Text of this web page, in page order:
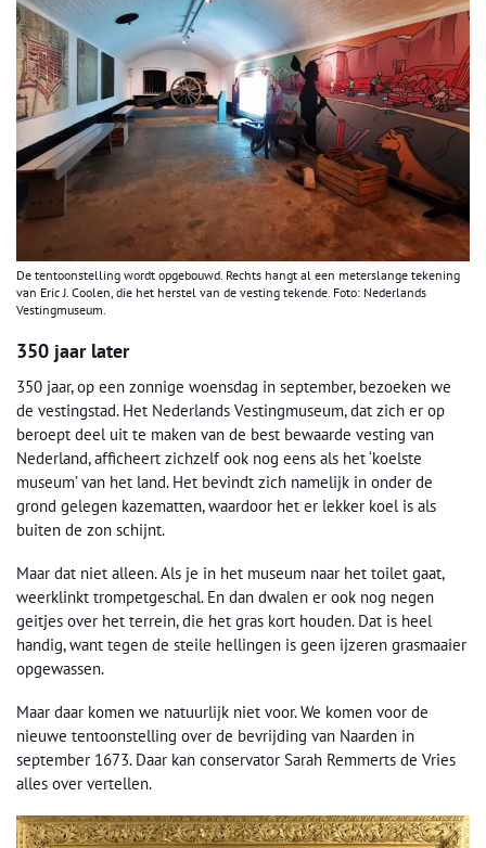
De tentoonstelling wordt opgebouwd. Rechts hangt al een meterslange tekening
van Eric J. Coolen, die het herstel van de vesting tekende. Foto: Nederlands
Vestingmuseum.
350 jaar later
350 jaar, op een zonnige woensdag in september, bezoeken we
de vestingstad. Het Nederlands Vestingmuseum, dat zich er op
beroept deel uit te maken van de best bewaarde vesting van
Nederland, afficheert zichzelf ook nog eens als het ‘koelste
museum’ van het land. Het bevindt zich namelijk in onder de
grond gelegen kazematten, waardoor het er lekker koel is als
buiten de zon schijnt.
Maar dat niet alleen. Als je in het museum naar het toilet gaat,
weerklinkt trompetgeschal. En dan dwalen er ook nog negen
geitjes over het terrein, die het gras kort houden. Dat is heel
handig, want tegen de steile hellingen is geen ijzeren grasmaaier
opgewassen.
Maar daar komen we natuurlijk niet voor. We komen voor de
nieuwe tentoonstelling over de bevrijding van Naarden in
september 1673. Daar kan conservator Sarah Remmerts de Vries
alles over vertellen.